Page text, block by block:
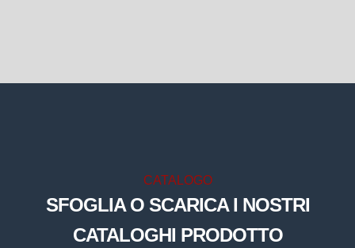
CATALOGO
SFOGLIA O SCARICA I NOSTRI
CATALOGHI PRODOTTO